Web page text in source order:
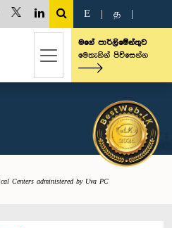
E த
මගේ පාර්ලිමේන්තුව
මෙතැනින් පිවිසෙන්න
Centers administered by Uva PC